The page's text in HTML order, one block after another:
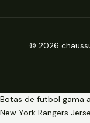
© 2026
Botas de futbol gama
New York Rangers